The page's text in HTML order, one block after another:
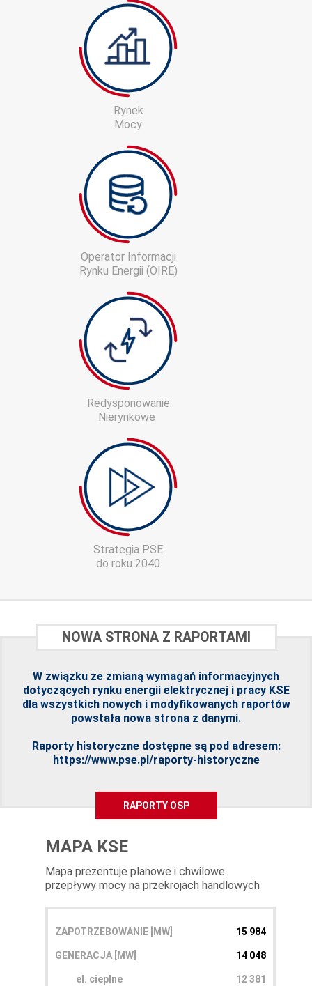
Rynek
Mocy
Operator Informacji
Rynku Energii (OIRE)
Redysponowanie
Nierynkowe
Strategia PSE
do roku 2040
NOWA STRONA Z RAPORTAMI
W związku ze zmianą wymagań informacyjnych
dotyczących rynku energii elektrycznej i pracy KSE
dla wszystkich nowych i modyfikowanych raportów
powstała nowa strona z danymi.
Raporty historyczne dostępne są pod adresem:
https://www.pse.pl/raporty-historyczne
RAPORTY OSP
MAPA KSE
Mapa prezentuje planowe i chwilowe
przepływy mocy na przekrojach handlowych
ZAPOTRZEBOWANIE [MW] 15 984
GENERACJA [MW] 14 048
el. cieplne 12 381